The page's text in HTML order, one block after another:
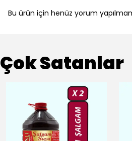
Bu ürün için henüz yorum
Çok Satanlar